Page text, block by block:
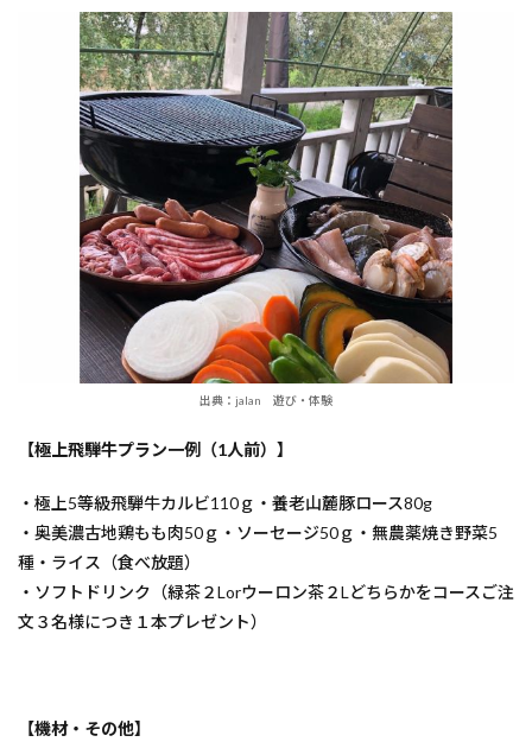
出典：jalan 遊び・体験
【極上飛騨牛プラン一例（1人前）】
・極上5等級飛騨牛カルビ110ｇ・養老山麓豚ロース80g
・奥美濃古地鶏もも肉50ｇ・ソーセージ50ｇ・無農薬焼き野菜5
種・ライス（食べ放題）
・ソフトドリンク（緑茶２Lorウーロン茶２Lどちらかをコースご注
文３名様につき１本プレゼント）
【機材・その他】